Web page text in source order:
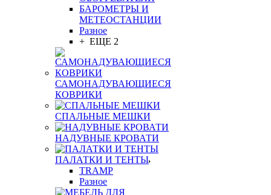
БАРОМЕТРЫ И
МЕТЕОСТАНЦИИ
Разное
+ ЕЩЕ 2
САМОНАДУВАЮЩИЕСЯ
КОВРИКИ
СПАЛЬНЫЕ МЕШКИ
НАДУВНЫЕ КРОВАТИ
ПАЛАТКИ И ТЕНТЫ
TRAMP
Разное